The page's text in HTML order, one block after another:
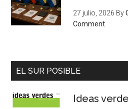
27 julio, 2026 By
Comment
EL SUR POSIBLE
Ideas